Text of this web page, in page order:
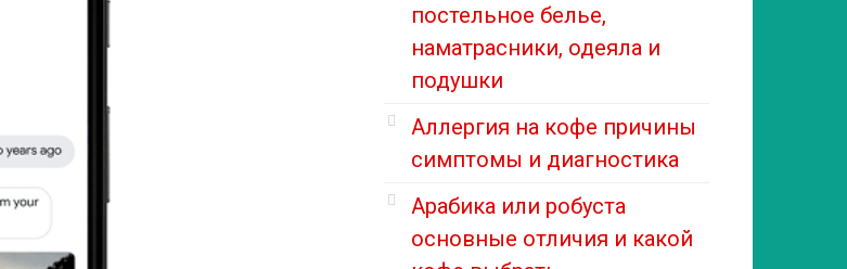
постельное белье,
наматрасники, одеяла и
подушки
Аллергия на кофе причины
симптомы и диагностика
Арабика или робуста
основные отличия и какой